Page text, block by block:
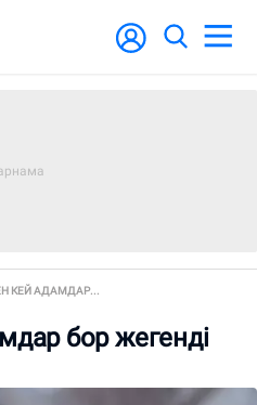
КЕЙ АДАМДАР...
бор жегенді